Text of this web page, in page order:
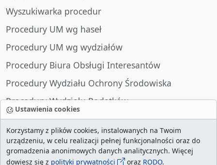
Ustawienia cookies
Korzystamy z plików cookies, instalowanych na Twoim
urządzeniu, w celu realizacji pełnej funkcjonalności oraz do
gromadzenia anonimowych danych analitycznych. Więcej
dowiesz się z polityki prywatności oraz RODO.
Wyszukiwarka procedur
Procedury UM wg haseł
Procedury UM wg wydziałów
Procedury Biura Obsługi Interesantów
Procedury Wydziału Ochrony Środowiska
Procedury Wydziału Podatków
Procedury Wydziału Spraw Obywatelskich